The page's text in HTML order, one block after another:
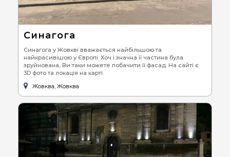
Синагога
Синагога у Жовкві вважається найбільшою та
найкрасивішою у Європі. Хоч і значна її частина була
зруйнована, Ви таки можете побачити її фасад. На сайті є
3D фото та локація на карті.
Жовква, Жовква